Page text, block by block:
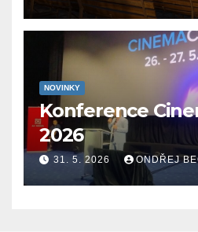
NOVINKY
Konference
2026
31. 5. 2026 ONDŘEJ